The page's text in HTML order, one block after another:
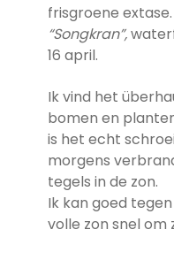
frisgroene extase.
“Songkran”,
16 april.
Ik vind het
bomen en
is het echt
morgens
tegels in de zon.
Ik kan goed
volle zon snel om